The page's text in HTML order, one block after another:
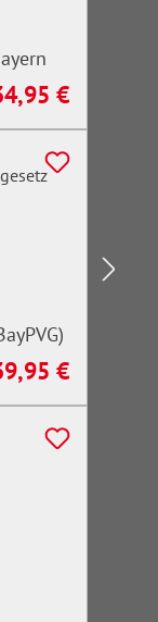
Preis:
€
Preis:
€